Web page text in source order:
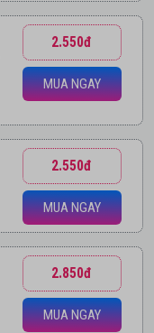
2.550đ
MUA NGAY
2.550đ
MUA NGAY
2.850đ
MUA NGAY